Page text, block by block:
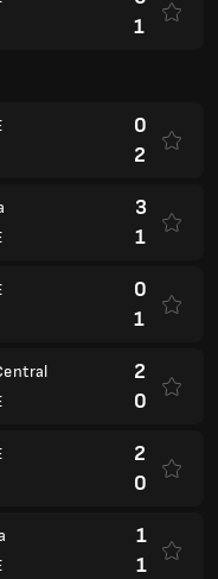
1
0
2
3
1
0
1
2
0
2
0
1
1